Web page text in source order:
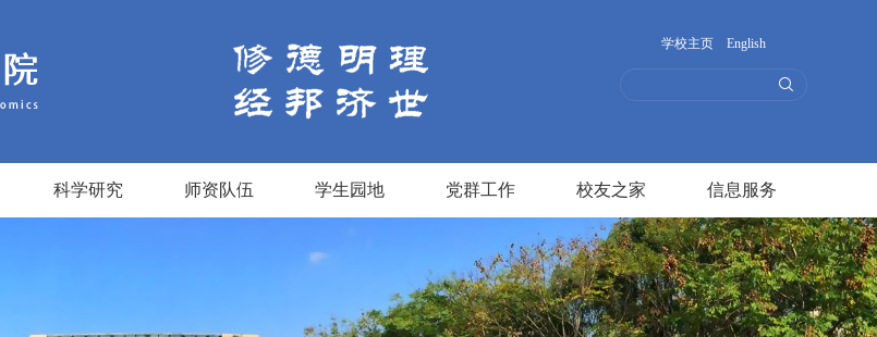
学校主页 English
科学研究 师资队伍 学生园地 党群工作 校友之家 信息服务